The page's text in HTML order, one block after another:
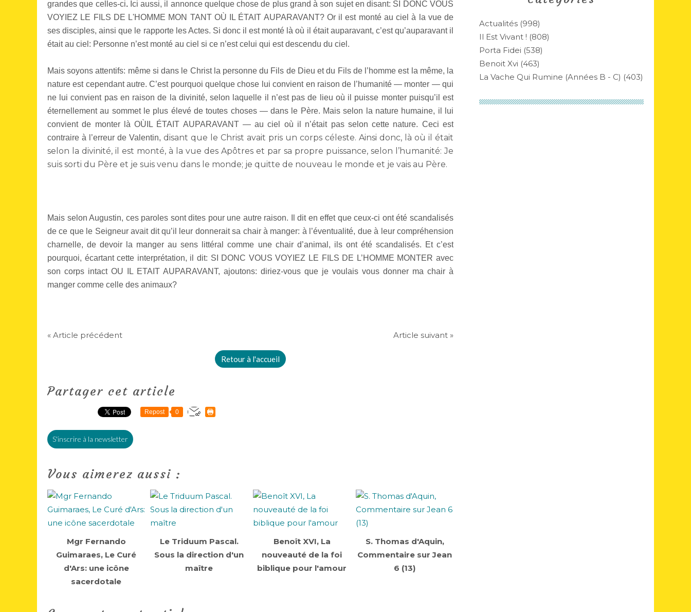
grandes que celles-ci.Ici aussi, il annonce quelque chose de plus grand à son sujet en disant: SI DONC VOUS
VOYIEZ LE FILS DE L'HOMME MON TANT OÙ IL ÉTAIT AUPARAVANT? Or il est monté au ciel à la vue de
ses disciples, ainsi que le rapporte les Actes. Si donc il est monté là où il était auparavant, c’est qu’auparavant il
était au ciel: Personne n’est monté au ciel si ce n’est celui qui est descendu du ciel.
Mais soyons attentifs: même si dans le Christ la personne du Fils de Dieu et du Fils de l’homme est la même, la
nature est cependant autre. C’est pourquoi quelque chose lui convient en raison de l’humanité — monter — qui
ne lui convient pas en raison de la divinité, selon laquelle il n’est pas de lieu où il puisse monter puisqu’il est
éternellement au sommet le plus élevé de toutes choses — dans le Père. Mais selon la nature humaine, il lui
convient de monter là OÙIL ÉTAIT AUPARAVANT — au ciel où il n’était pas selon cette nature. Ceci est
contraire à l’erreur de Valentin, disant que le Christ avait pris un corps céleste. Ainsi donc, là où il était
selon la divinité, il est monté, à la vue des Apôtres et par sa propre puissance, selon l’humanité: Je
suis sorti du Père et je suis venu dans le monde; je quitte de nouveau le monde et je vais au Père.
Mais selon Augustin, ces paroles sont dites pour une autre raison. Il dit en effet que ceux-ci ont été scandalisés
de ce que le Seigneur avait dit qu’il leur donnerait sa chair à manger: à l’éventualité, due à leur compréhension
charnelle, de devoir la manger au sens littéral comme une chair d’animal, ils ont été scandalisés. Et c’est
pourquoi, écartant cette interprétation, il dit: SI DONC VOUS VOYIEZ LE FILS DE L’HOMME MONTER avec
son corps intact OU IL ETAIT AUPARAVANT, ajoutons: diriez-vous que je voulais vous donner ma chair à
manger comme celle des animaux?
« Article précédent Article suivant »
Retour à l'accueil
Partager cet article
Repost 0
S'inscrire à la newsletter
Vous aimerez aussi :
Mgr Fernando
Guimaraes, Le Curé
d'Ars: une icône
sacerdotale
Le Triduum Pascal.
Sous la direction d'un
maître
Benoît XVI, La
nouveauté de la foi
biblique pour l'amour
S. Thomas d'Aquin,
Commentaire sur Jean
6 (13)
Actualités (998)
Il Est Vivant ! (808)
Porta Fidei (538)
Benoit Xvi (463)
La Vache Qui Rumine (années B - C) (403)